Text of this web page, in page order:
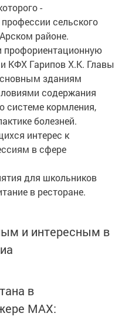
-
сельского
районе.
профориентационную
КФХ Гарипов Х.К. Главы
зданиям
содержания
системе кормления,
болезней.
интерес к
в сфере
для школьников
в ресторане.
и интересным в
в
MАХ: